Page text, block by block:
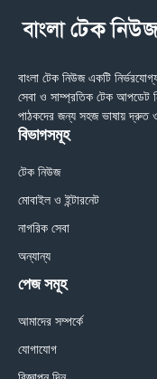
বাংলা টেক নিউজ একটি
সেবা ও সাম্প্রতিক টেক আপডেট
পাঠকদের জন্য সহজ ভাষায় দ্রুত
বিভাগসমূহ
টেক নিউজ
মোবাইল ও ইন্টারনেট
নাগরিক সেবা
অন্যান্য
পেজ সমূহ
আমাদের সম্পর্কে
যোগাযোগ